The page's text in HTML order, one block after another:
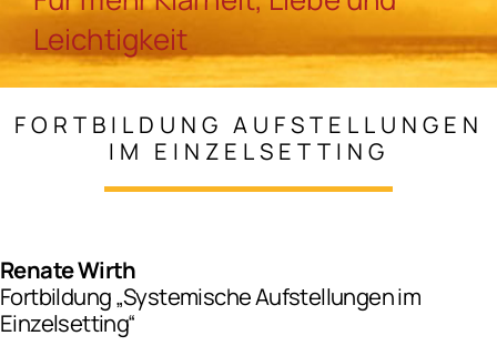
Bücher
Videos
Instagram
Leichtigkeit
FORTBILDUNG AUFSTELLUNGEN
IM EINZELSETTING
Renate Wirth
Fortbildung „Systemische Aufstellungen im
Einzelsetting“